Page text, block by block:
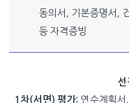
동의서, 기본증명서,
등 자격증빙
선
1차(서면) 평가: 연수계획서